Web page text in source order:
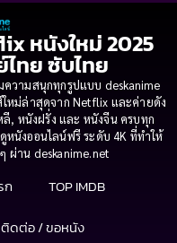
หนังใหม่ 2025
ทย ซับไทย
วามสนุกทุกรูปแบบ deskanime
หม่ล่าสุดจาก Netflix และค่ายดัง
ลี, หนังฝรั่ง และ หนังจีน ครบทุก
นังออนไลน์ฟรี ระดับ 4K ที่ทำให้
ผ่าน deskanime.net
ก
TOP IMDB
ติดต่อ / ขอหนัง